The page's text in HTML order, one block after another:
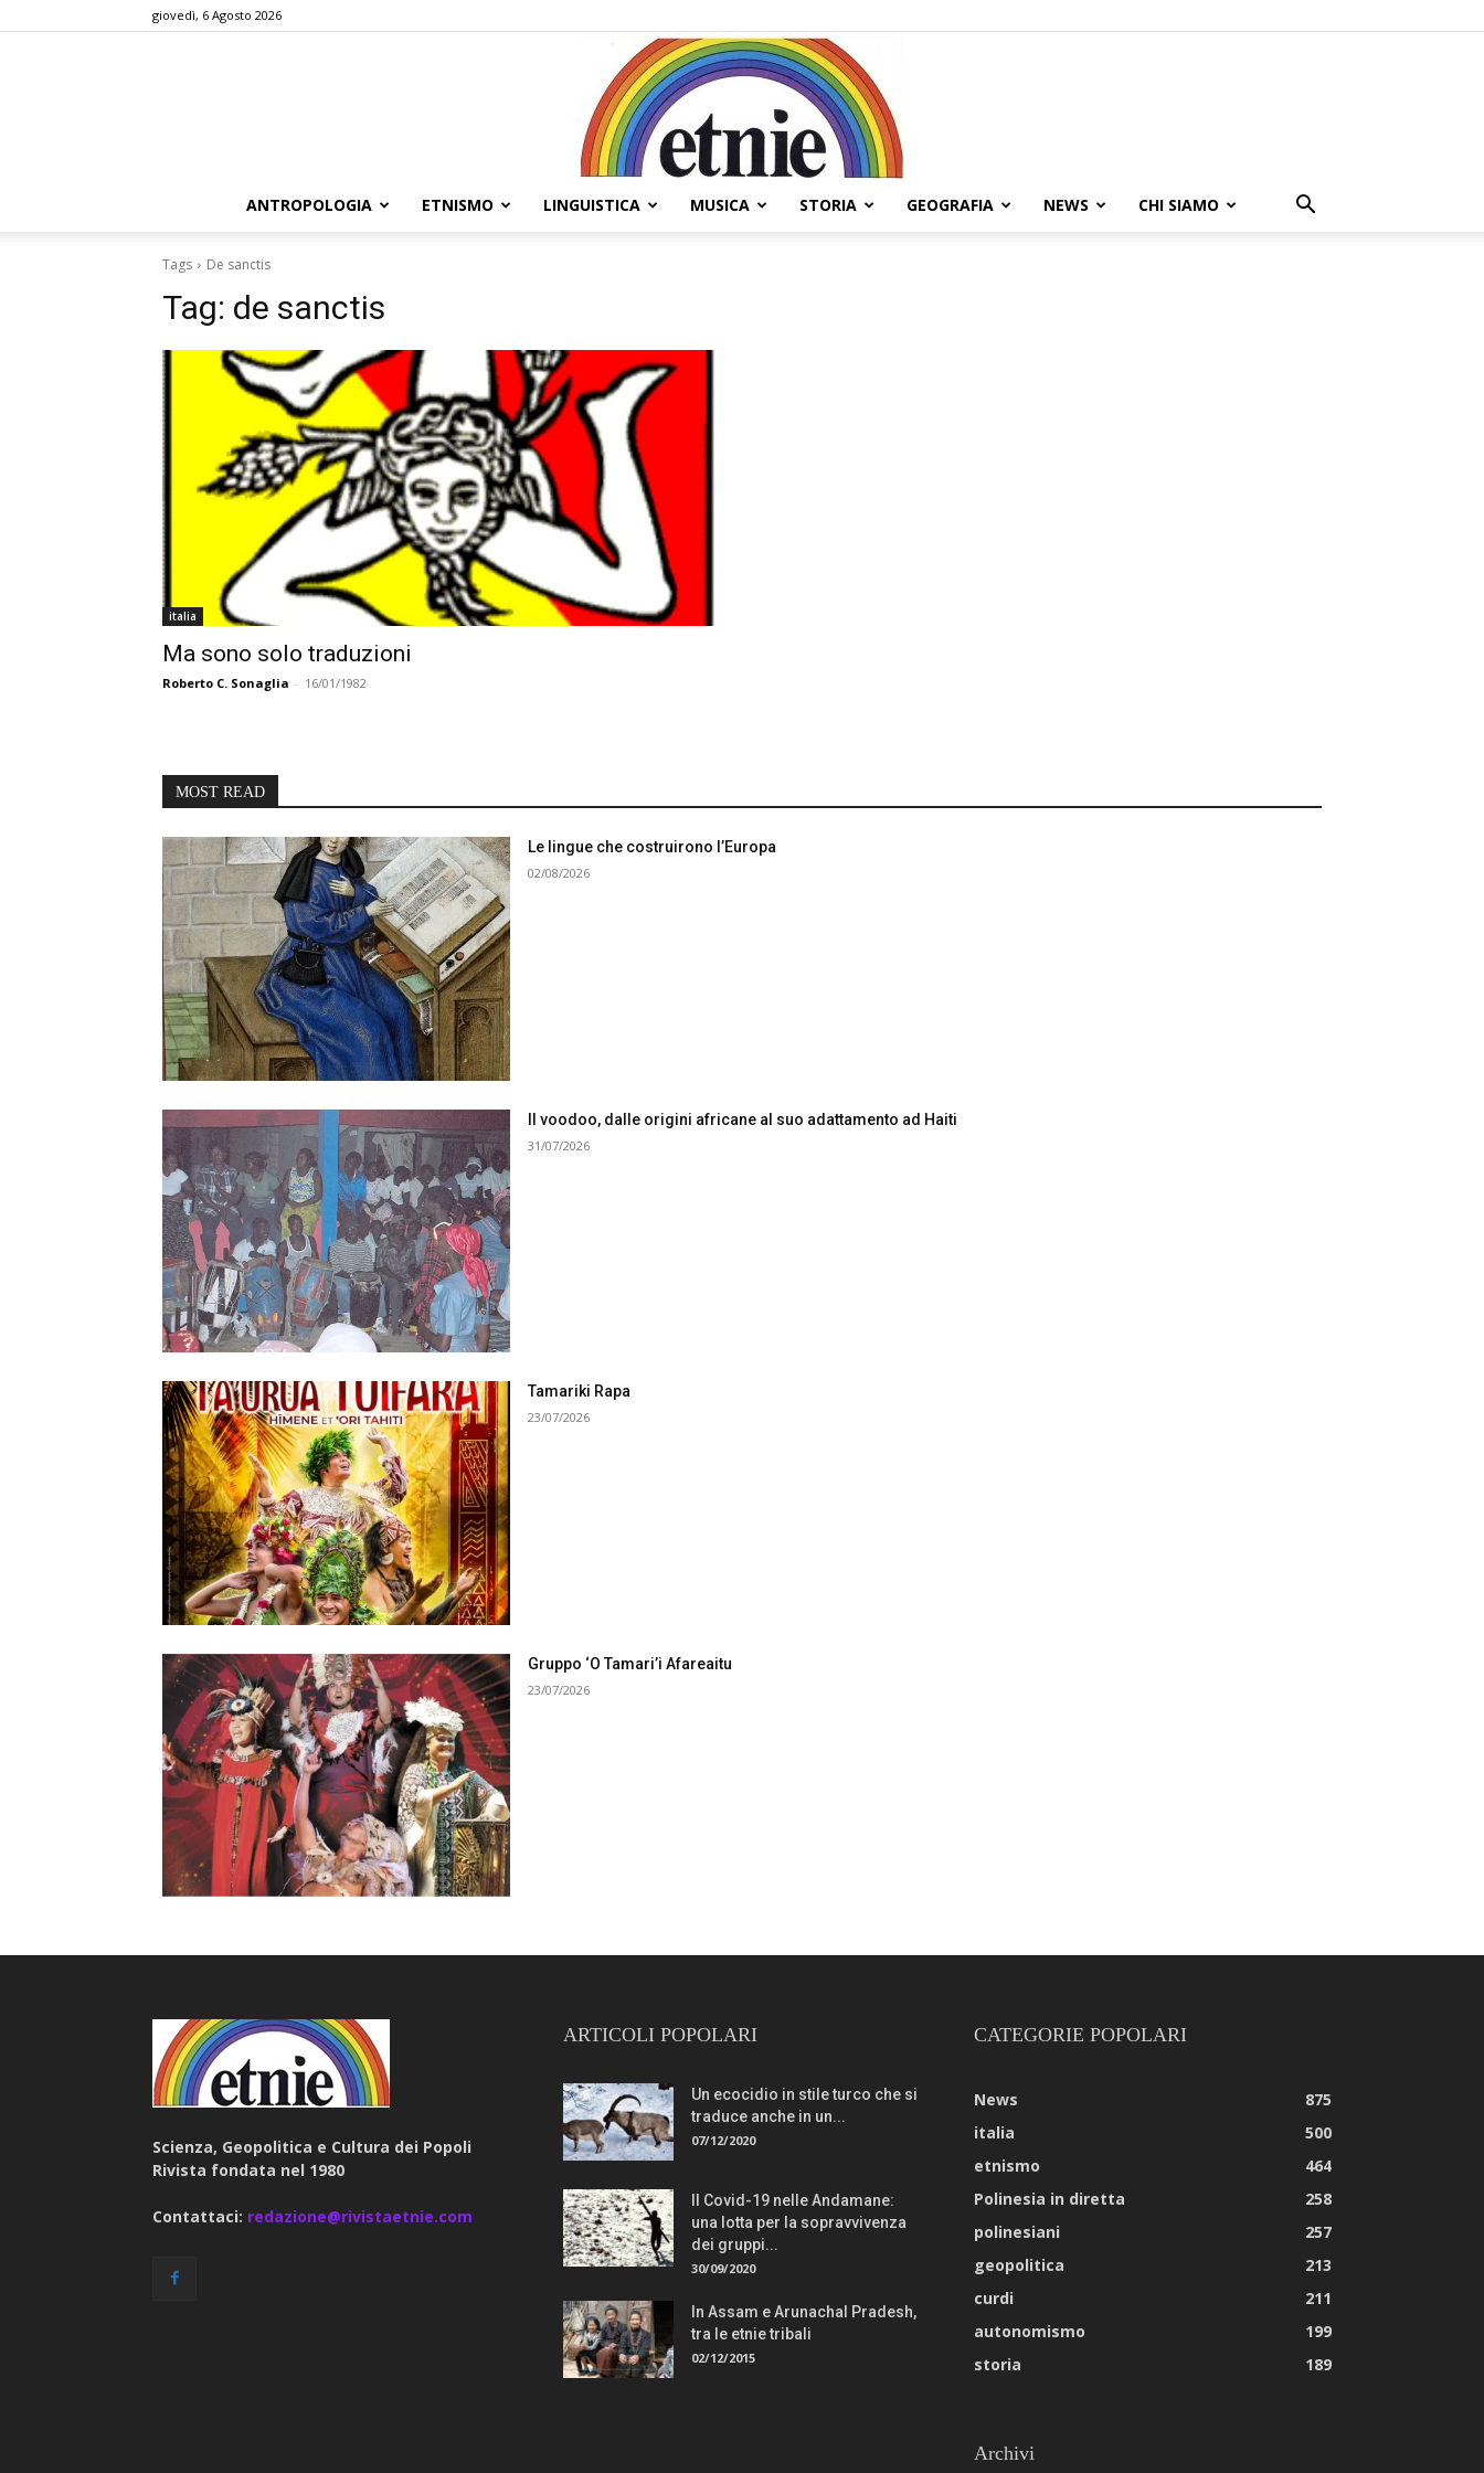
giovedì, 6 Agosto 2026
ANTROPOLOGIA ETNISMO LINGUISTICA MUSICA STORIA GEOGRAFIA NEWS CHI SIAMO
Tags De sanctis
Tag: de sanctis
italia
Ma sono solo traduzioni
Roberto C. Sonaglia - 16/01/1982
MOST READ
Le lingue che costruirono l’Europa
02/08/2026
Il voodoo, dalle origini africane al suo adattamento ad Haiti
31/07/2026
Tamariki Rapa
23/07/2026
Gruppo ‘O Tamari’i Afareaitu
23/07/2026
Scienza, Geopolitica e Cultura dei Popoli
Rivista fondata nel 1980
Contattaci: redazione@rivistaetnie.com
ARTICOLI POPOLARI
Un ecocidio in stile turco che si
traduce anche in un...
07/12/2020
Il Covid-19 nelle Andamane:
una lotta per la sopravvivenza
dei gruppi...
30/09/2020
In Assam e Arunachal Pradesh,
tra le etnie tribali
02/12/2015
CATEGORIE POPOLARI
News
875
italia
500
etnismo
464
Polinesia in diretta
258
polinesiani
257
geopolitica
213
curdi
211
autonomismo
199
storia
189
Archivi